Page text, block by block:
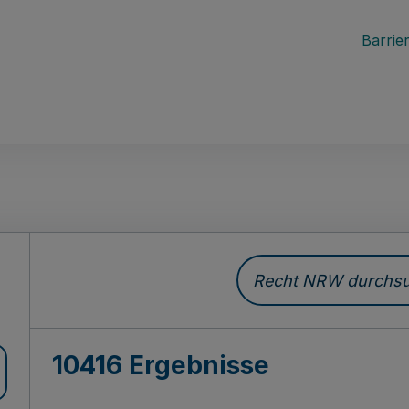
Recht NRW
10416 Ergebnisse